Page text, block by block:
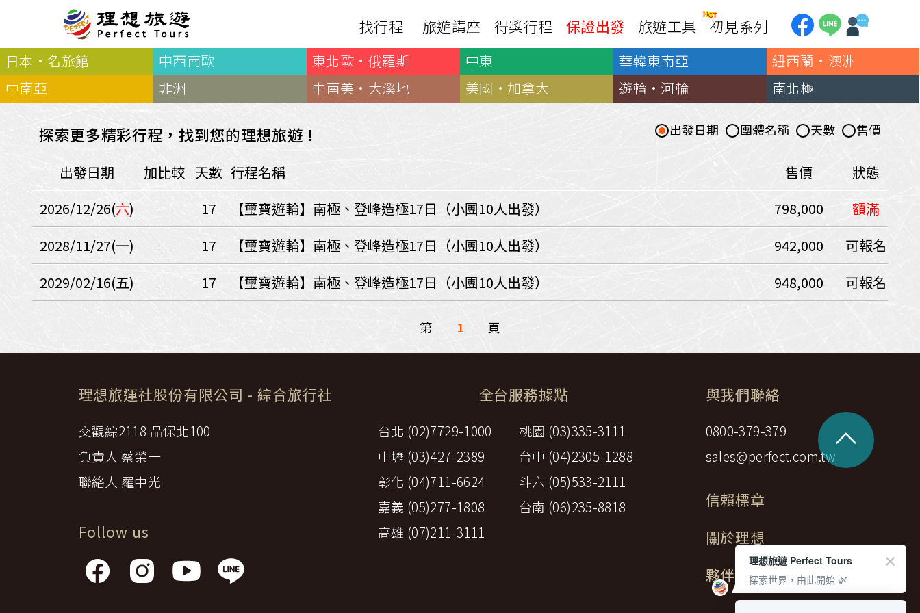
找行程
北歐
羅浮敦群島
芬蘭
瑞典 丹麥
冰島
法羅群島
格陵蘭島
東歐
１６湖國家公園
巴爾幹半島
波蘭‧波羅的海
保加利亞‧羅馬尼亞
捷克
波蘭
匈牙利
西南歐
荷蘭國王節
英愛軍樂節
賽普勒斯‧馬爾他
天空之城‧愛琴海三島
義大利
西西里島
葡萄牙
德國
荷蘭
法國 瑞士
英國
經典日本
奧入瀨溪
南紀熊野古道
廣島‧四國
北陸
日本名旅館
🍁北海道
🍁新潟‧谷川
🍁四國山陽
🍁伊豆‧演歌天后演唱會
🍁京都奈良犬山
❄️札幌雪祭
🧧山口縣
日本頂級飛鳥-花火節
日本環航
韓國
富國島
非洲
中非９國
西非１８國
馬達加斯加
模里西斯
肯亞
納米比亞
利比亞
摩洛哥
埃及
突尼西亞
中南亞
中亞５國
印度
海灣５國
土耳其
沙烏地阿拉伯
阿曼
科威特
巴林
澳洲
紐西蘭
大溪地
加東賞楓
加西大環線
美西國家公園
巴西嘉年華
天空之鏡-玻利維亞
北極 南極
荷美遊輪
極光峽灣
銀海遊輪
大洋遊輪
NCL遊輪
迪士尼遊輪
旅遊講座 得獎行程 保證出發 旅遊工具
服務Plus+
會員專區
優惠券回饋
量身訂做
訂單查詢付款
聯絡我們
觀光局Taiwan
表單下載
旅客服務確認單
傳真刷卡單
郵輪國外旅遊定型化契約
國內旅遊定型化契約
出國資訊
護照申辦
各國電壓
駐台觀光單位
國外旅遊警示
銀行優惠
第一銀行刷卡回饋
聯邦銀行刷卡回饋
國泰世華刷卡回饋
中國信託3期/6期
初見系列
日本·名旅館 中西南歐 東北歐·俄羅斯 中東 華韓東南亞
紐西蘭·澳洲
中南亞
非洲 中南美·大溪地 美國·加拿大 遊輪·河輪 南北極
探索更多精彩行程，找到您的理想旅遊！ 售價
天數
團體名稱
出發日期
出發日期 加比較 天數 行程名稱 售價
狀態
2026/12/26(六) 17 額滿
【璽寶遊輪】南極、登峰造極17日（小團10人出發）
798,000
2028/11/27(一)
17 可報名
【璽寶遊輪】南極、登峰造極17日（小團10人出發）
942,000
2029/02/16(五)
17 可報名
【璽寶遊輪】南極、登峰造極17日（小團10人出發） 948,000
第 1 頁
理想旅運社股份有限公司 - 綜合旅行社
交觀綜2118 品保北100
負責人 蔡榮一
聯絡人 羅中光
Follow us
全台服務據點
台北 (02)7729-1000
桃園 (03)335-3111
中壢 (03)427-2389
台中 (04)2305-1288
彰化 (04)711-6624
斗六 (05)533-2111
嘉義 (05)277-1808
台南 (06)235-8818
高雄 (07)211-3111
與我們聯絡
0800-379-379
sales@perfect.com.tw
信賴標章
關於理想
夥伴募集
^
理想旅遊 Perfect Tours
探索世界，由此開始 🌿